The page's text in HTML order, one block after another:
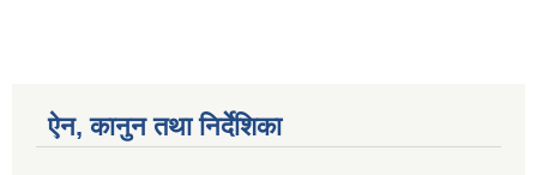
ऐन, कानुन तथा निर्देशिका